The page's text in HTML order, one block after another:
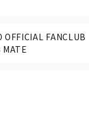
OFFICIAL FANCLUB
MATE